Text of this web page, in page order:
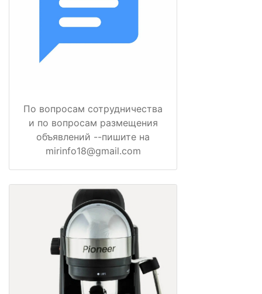
По вопросам сотрудничества
и по вопросам размещения
объявлений --пишите на
mirinfo18@gmail.com